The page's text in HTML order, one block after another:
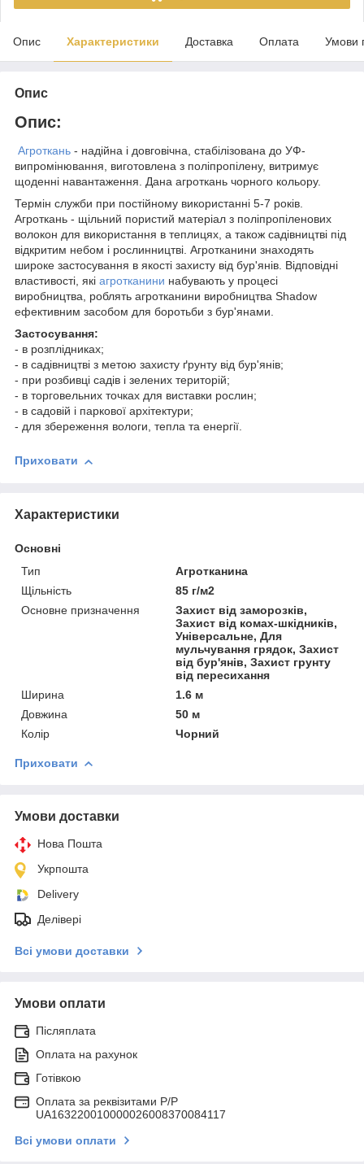
Опис Характеристики Доставка Оплата Умови
Опис
Опис:
Агроткань - надійна і довговічна, стабілізована до УФ-
випромінювання, виготовлена з поліпропілену, витримує
щоденні навантаження. Дана агроткань чорного кольору.
Термін служби при постійному використанні 5-7 років.
Агроткань - щільний пористий матеріал з поліпропіленових
волокон для використання в теплицях, а також садівництві під
відкритим небом і рослинництві. Агротканини знаходять
широке застосування в якості захисту від бур'янів. Відповідні
властивості, які агротканини набувають у процесі
виробництва, роблять агротканини виробництва Shadow
ефективним засобом для боротьби з бур'янами.
Застосування:
- в розплідниках;
- в садівництві з метою захисту ґрунту від бур'янів;
- при розбивці садів і зелених територій;
- в торговельних точках для виставки рослин;
- в садовій і паркової архітектури;
- для збереження вологи, тепла та енергії.
Приховати
Характеристики
Основні
Тип
Агротканина
Щільність
85 г/м2
Основне призначення
Захист від заморозків,
Захист від комах-шкідників,
Універсальне, Для
мульчування грядок, Захист
від бур'янів, Захист грунту
від пересихання
Ширина
1.6 м
Довжина
50 м
Колір
Чорний
Приховати
Умови доставки
Нова Пошта
Укрпошта
Delivery
Делівері
Всі умови доставки
Умови оплати
Післяплата
Оплата на рахунок
Готівкою
Оплата за реквізитами P/Р
UA163220010000026008370084117
Всі умови оплати